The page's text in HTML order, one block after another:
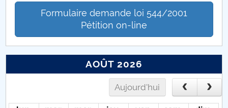
Formulaire demande loi 544/2001
Pétition on-line
AOÛT 2026
Aujourd'hui